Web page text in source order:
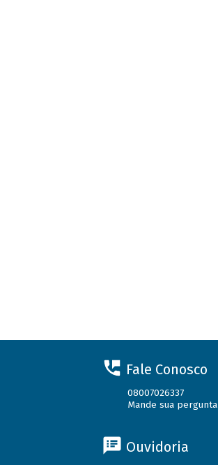
Fale Conosco
08007026337
Mande sua pergunta
Ouvidoria